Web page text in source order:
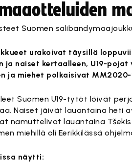
Suomen
urakoivat täysillä
ja naiset kertaalleen, U19-
ja miehet polkaisivat
Suomen U19-tytöt löivät
Naiset jäivät lauantaina heti
namuttelivat lauantaina
miehillä oli Eerikkilässä
näytti: